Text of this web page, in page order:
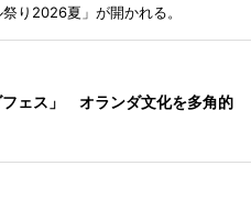
り2026夏」が開かれる。
フェス」 オランダ文化を多角的